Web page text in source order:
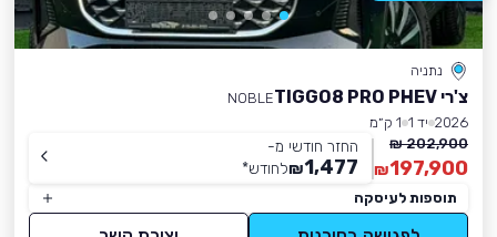
נתניה
צ'רי TIGGO8 PRO PHEV
NOBLE
2026 יד 1
1 ק״מ
202,900 ₪
197,900
₪
החזר חודשי מ-
1,477
₪לחודש*
תוספות לעיסקה